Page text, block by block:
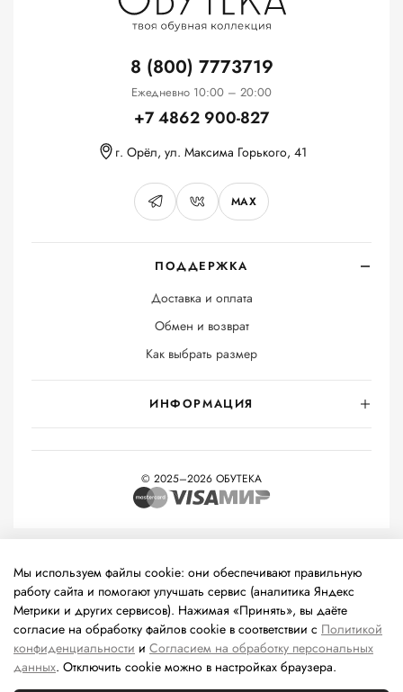
ПОДДЕРЖКА
Доставка и оплата
Обмен и возврат
Как выбрать размер
ИНФОРМАЦИЯ
8 (800) 7773719
Ежедневно 10:00 – 20:00
+7 4862 900-827
г. Орёл, ул. Максима Горького, 41
MAX
© 2025–2026 ОБУТЕКА
технологии
(информационные технологии предоставления
информации на основе сбора, систематизации и анализа
сведений, относящихся к предпочтениям пользователей сети
«Интернет», находящихся на территории Российской
Федерации).
Мы используем файлы cookie: они обеспечивают правильную
работу сайта и помогают улучшать сервис (аналитика Яндекс
Метрики и других сервисов). Нажимая «Принять», вы даёте
согласие на обработку файлов cookie в соответствии с Политикой
конфиденциальности и Согласием на обработку персональных
данных. Отключить cookie можно в настройках браузера.